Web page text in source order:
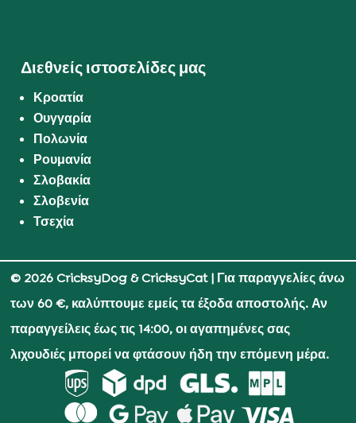
Διεθνείς ιστοσελίδες μας
Κροατία
Ουγγαρία
Πολωνία
Ρουμανία
Σλοβακία
Σλοβενία
Τσεχία
© 2026 CricksyDog & CricksyCat| Για παραγγελίες άνω
των 60 €, καλύπτουμε εμείς τα έξοδα αποστολής. Αν
παραγγείλεις έως τις 14:00, οι αγαπημένες σας
λιχουδιές μπορεί να φτάσουν ήδη την επόμενη μέρα.